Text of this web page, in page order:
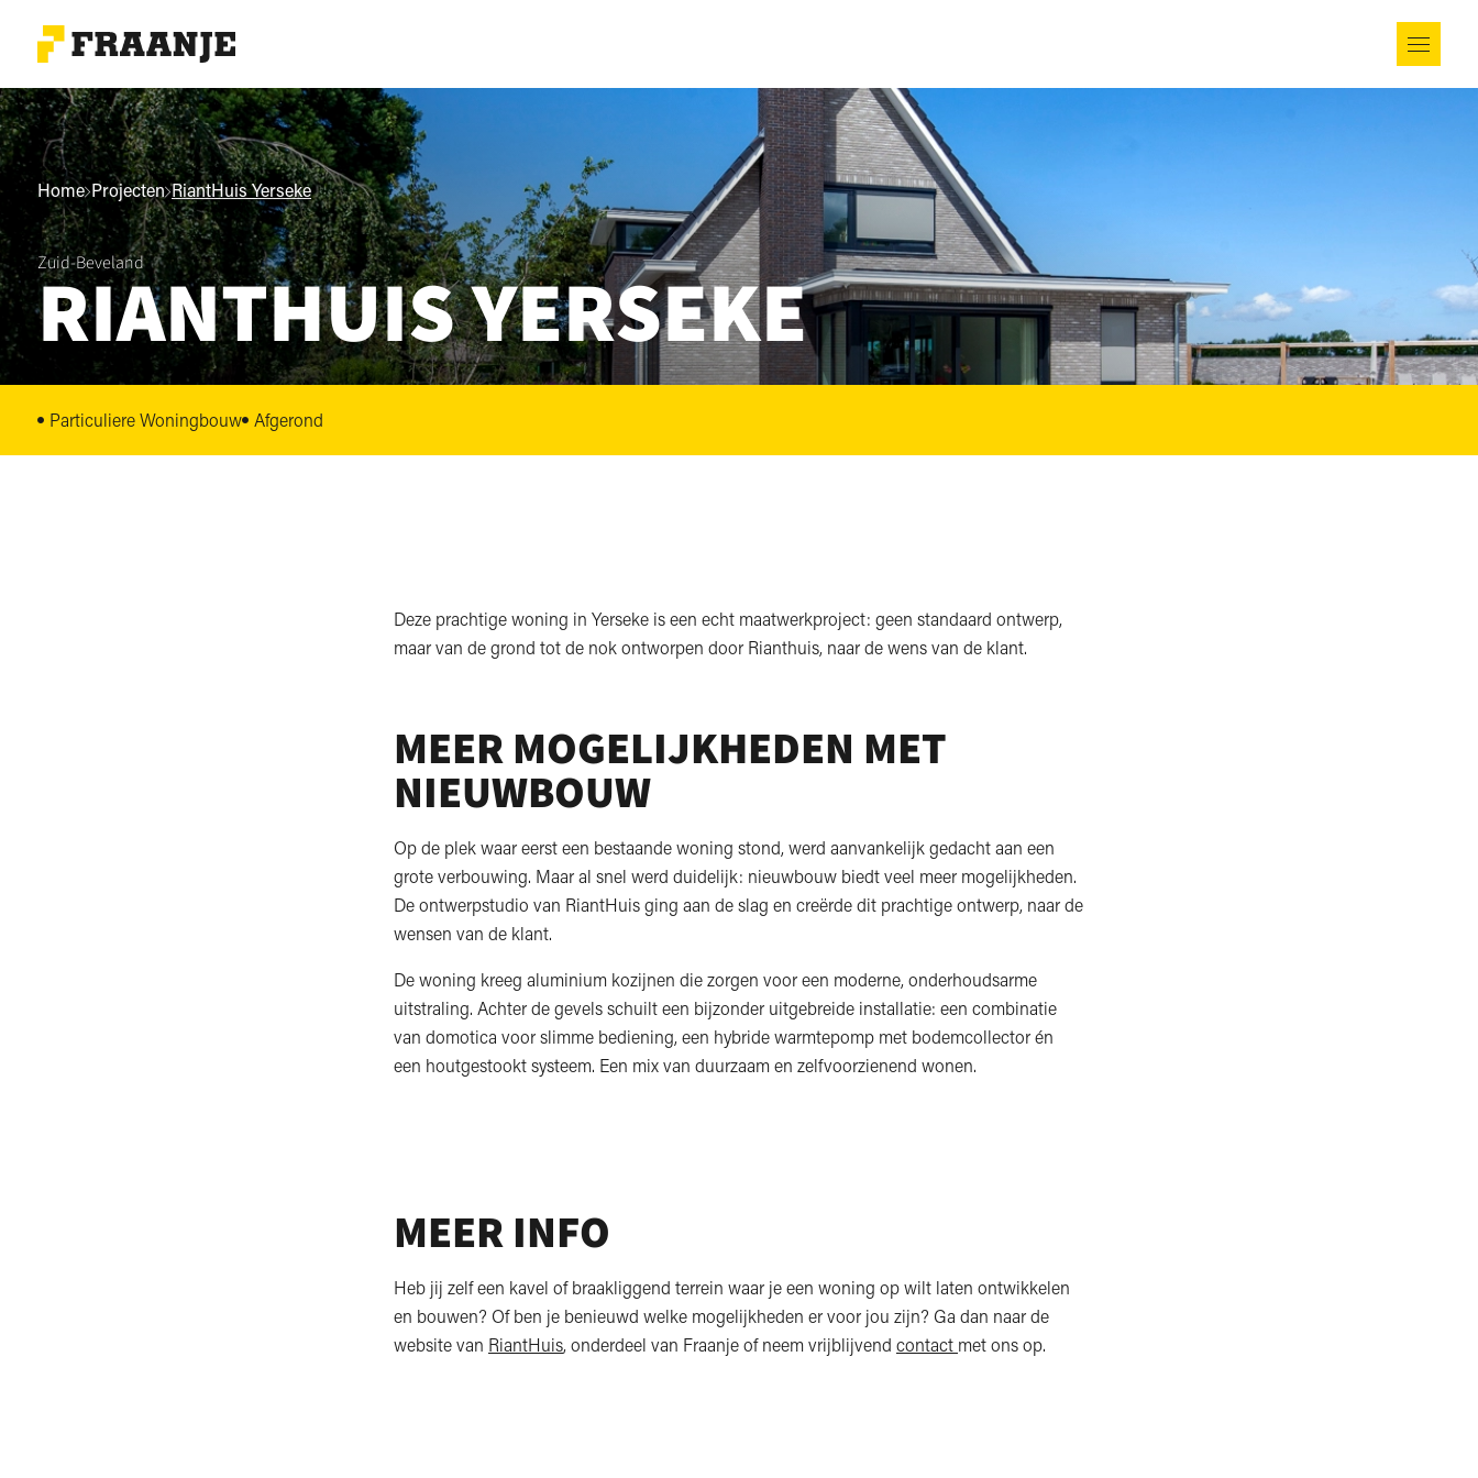
Home Projecten RiantHuis Yerseke
Zuid-Beveland
RIANTHUIS YERSEKE
Particuliere Woningbouw Afgerond
Deze prachtige woning in Yerseke is een echt maatwerkproject: geen standaard ontwerp,
maar van de grond tot de nok ontworpen door Rianthuis, naar de wens van de klant.
MEER MOGELIJKHEDEN MET
NIEUWBOUW
Op de plek waar eerst een bestaande woning stond, werd aanvankelijk gedacht aan een
grote verbouwing. Maar al snel werd duidelijk: nieuwbouw biedt veel meer mogelijkheden.
De ontwerpstudio van RiantHuis ging aan de slag en creërde dit prachtige ontwerp, naar de
wensen van de klant.
De woning kreeg aluminium kozijnen die zorgen voor een moderne, onderhoudsarme
uitstraling. Achter de gevels schuilt een bijzonder uitgebreide installatie: een combinatie
van domotica voor slimme bediening, een hybride warmtepomp met bodemcollector én
een houtgestookt systeem. Een mix van duurzaam en zelfvoorzienend wonen.
MEER INFO
Heb jij zelf een kavel of braakliggend terrein waar je een woning op wilt laten ontwikkelen
en bouwen? Of ben je benieuwd welke mogelijkheden er voor jou zijn? Ga dan naar de
website van RiantHuis, onderdeel van Fraanje of neem vrijblijvend contact met ons op.